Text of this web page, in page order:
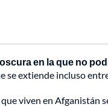
en la que no
se extiende incluso
viven en Afganistán